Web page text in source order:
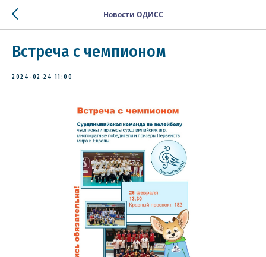
Новости ОДИСС
Встреча с чемпионом
2024-02-24 11:00